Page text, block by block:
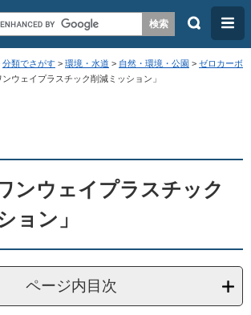
検
メ
ニ
ュ
分類でさがす > 環境・水道 > 自然・環境・公園 > ゼロカーボ
ウェイプラスチック削減ミッション」
ンウェイプラスチック
ョン」
ページ内目次